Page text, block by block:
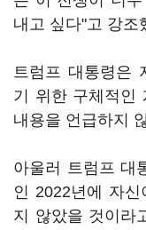
내고 싶다"고 강조
트럼프 대통령은
기 위한 구체적인
내용을 언급하지
아울러 트럼프 대
인 2022년에 자
지 않았을 것이라